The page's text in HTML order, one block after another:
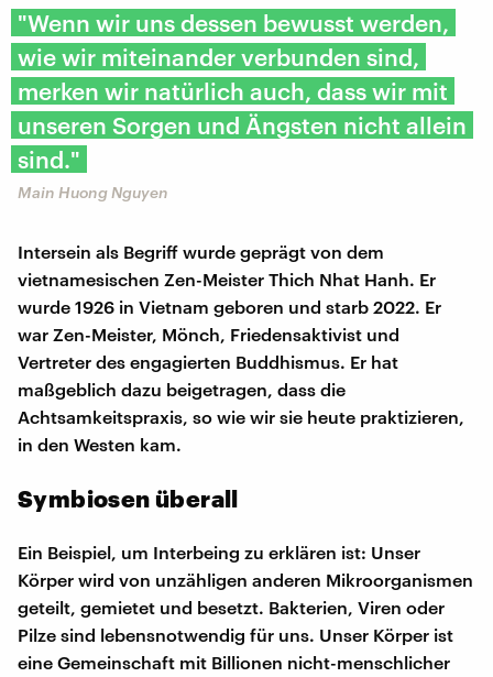
"Wenn wir uns dessen bewusst werden,
wie wir miteinander verbunden sind,
merken wir natürlich auch, dass wir mit
unseren Sorgen und Ängsten nicht allein
sind."
Main Huong Nguyen
Intersein als Begriff wurde geprägt von dem
vietnamesischen Zen-Meister Thich Nhat Hanh. Er
wurde 1926 in Vietnam geboren und starb 2022. Er
war Zen-Meister, Mönch, Friedensaktivist und
Vertreter des engagierten Buddhismus. Er hat
maßgeblich dazu beigetragen, dass die
Achtsamkeitspraxis, so wie wir sie heute praktizieren,
in den Westen kam.
Symbiosen überall
Ein Beispiel, um Interbeing zu erklären ist: Unser
Körper wird von unzähligen anderen Mikroorganismen
geteilt, gemietet und besetzt. Bakterien, Viren oder
Pilze sind lebensnotwendig für uns. Unser Körper ist
eine Gemeinschaft mit Billionen nicht-menschlicher